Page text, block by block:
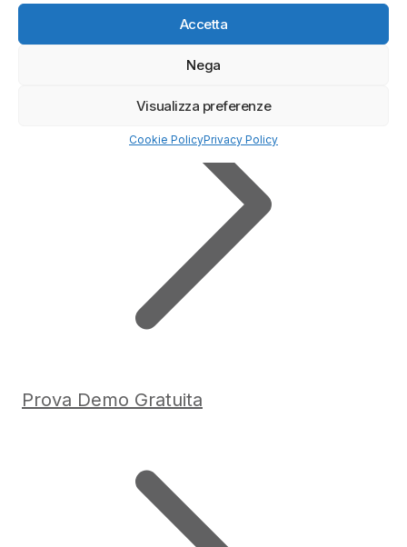
Accetta
Nega
Visualizza preferenze
Cookie PolicyPrivacy Policy
✔️ Broker regolamentato
Prova Demo Gratuita